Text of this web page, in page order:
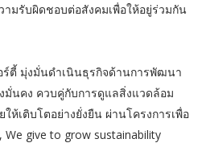
มรับผิดชอบต่อสังคมเพื่อให้อยู่ร่วมกัน
ร์ตี้ มุ่งมั่นดำเนินธุรกิจด้านการพัฒนา
มั่นคง ควบคู่กับการดูแลสิ่งแวดล้อม
เติบโตอย่างยั่งยืน ผ่านโครงการเพื่อ
We give to grow sustainability